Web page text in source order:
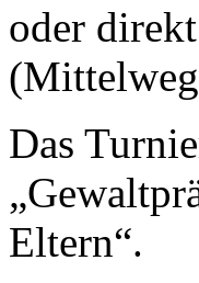
oder
Das
Eltern“.